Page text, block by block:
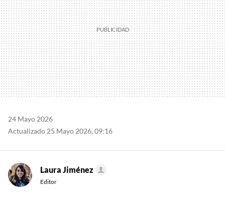
24 Mayo 2026
Actualizado 25 Mayo 2026, 09:16
Laura Jiménez
Editor